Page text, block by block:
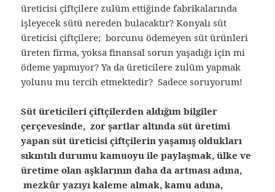
üreticisi çiftçilere zulüm ettiğinde fabrikalarında
işleyecek sütü nereden bulacaktır? Konyalı süt
üreticisi çiftçilere; borcunu ödemeyen süt ürünleri
üreten firma, yoksa finansal sorun yaşadığı için mi
ödeme yapmıyor? Ya da üreticilere zulüm yapmak
yolunu mu tercih etmektedir? Sadece soruyorum!
Süt üreticileri çiftçilerden aldığım bilgiler
çerçevesinde, zor şartlar altında süt üretimi
yapan süt üreticisi çiftçilerin yaşamış oldukları
sıkıntılı durumu kamuoyu ile paylaşmak, ülke ve
üretime olan aşklarının daha da artması adına,
mezkûr yazıyı kaleme almak, kamu adına,